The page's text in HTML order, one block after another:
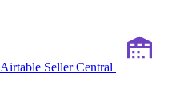
Airtable Seller Central